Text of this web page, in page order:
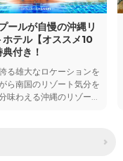
ールが自慢の沖縄リ
ホテル【オススメ10
付き！
る雄大なロケーションを
ら南国のリゾート気分を
味わえる沖縄のリゾー...